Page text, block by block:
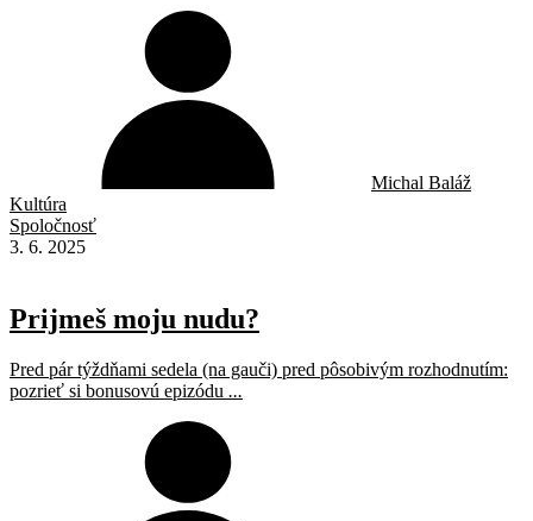
Michal Baláž
Kultúra
Spoločnosť
3. 6. 2025
Prijmeš moju nudu?
Pred pár týždňami sedela (na gauči) pred pôsobivým rozhodnutím:
pozrieť si bonusovú epizódu ...